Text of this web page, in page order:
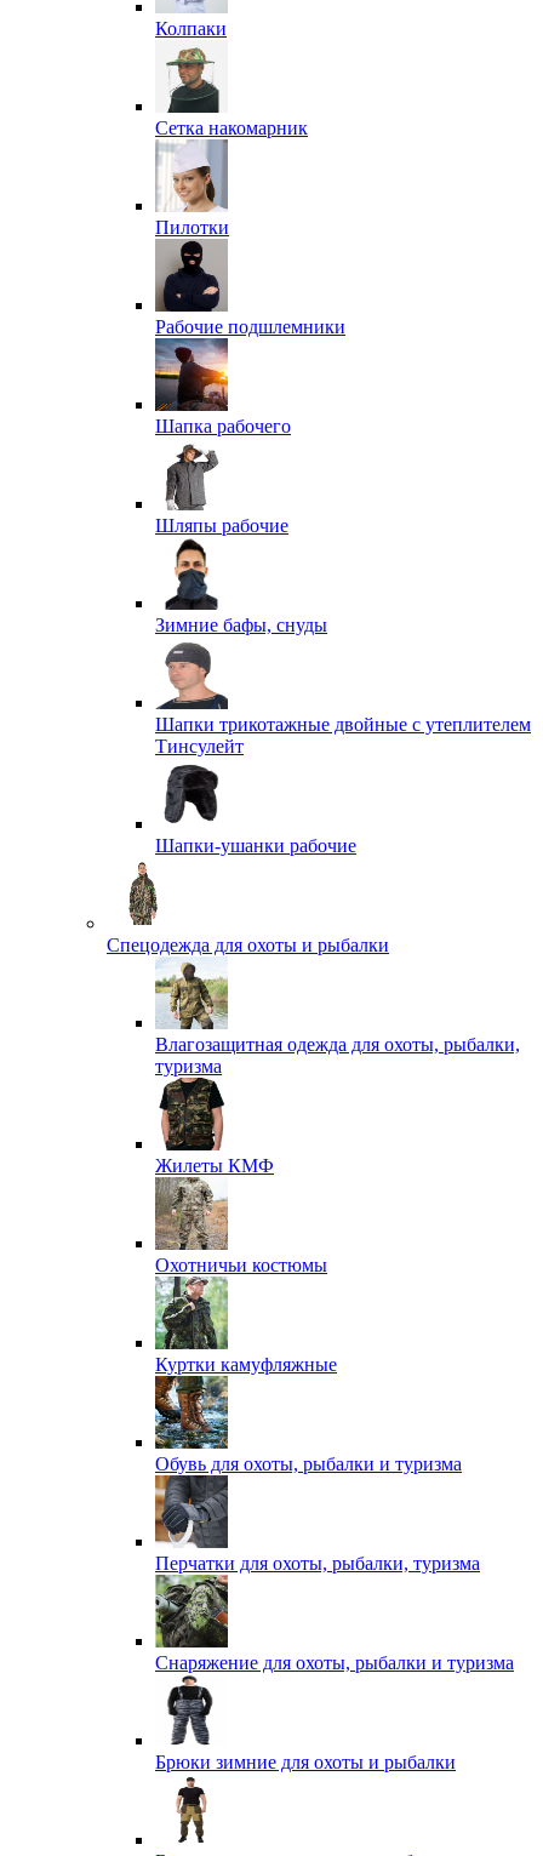
Колпаки
Сетка накомарник
Пилотки
Рабочие подшлемники
Шапка рабочего
Шляпы рабочие
Зимние бафы, снуды
Шапки трикотажные двойные с утеплителем
Тинсулейт
Шапки-ушанки рабочие
Спецодежда для охоты и рыбалки
Влагозащитная одежда для охоты, рыбалки,
туризма
Жилеты КМФ
Охотничьи костюмы
Куртки камуфляжные
Обувь для охоты, рыбалки и туризма
Перчатки для охоты, рыбалки, туризма
Снаряжение для охоты, рыбалки и туризма
Брюки зимние для охоты и рыбалки